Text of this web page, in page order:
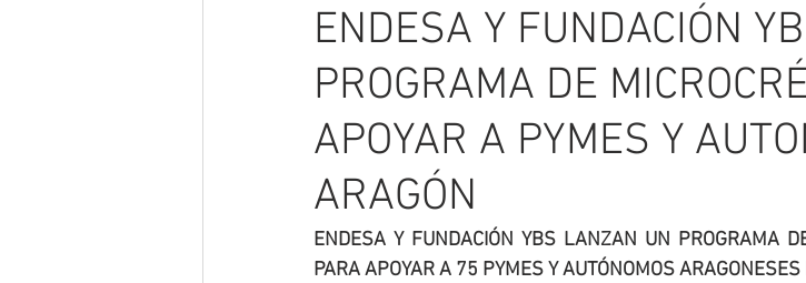
ENDESA Y FUNDACIÓN
PROGRAMA DE
APOYAR A PYMES Y
ARAGÓN
ENDESA Y FUNDACIÓN YBS LANZAN UN PROGRAMA
PARA APOYAR A 75 PYMES Y AUTÓNOMOS